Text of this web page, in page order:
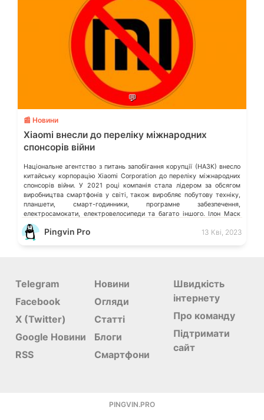
💬
📰 Новини
Xiaomi внесли до переліку міжнародних
спонсорів війни
Національне агентство з питань запобігання корупції (НАЗК) внесло
китайську корпорацію Xiaomi Corporation до переліку міжнародних
спонсорів війни. У 2021 році компанія стала лідером за обсягом
виробництва смартфонів у світі, також виробляє побутову техніку,
планшети, смарт-годинники, програмне забезпечення,
електросамокати, електровелосипеди та багато іншого. Ілон Маск
відмовився видаляти твіт мєдвєдєва про «зникнення України»
Microsoft більше не обслуговує […]
Pingvin Pro 13 Кві, 2023
Telegram
Facebook
X (Twitter)
Google Новини
RSS
Новини
Огляди
Статті
Блоги
Смартфони
Швидкість
інтернету
Про команду
Підтримати
сайт
PINGVIN.PRO